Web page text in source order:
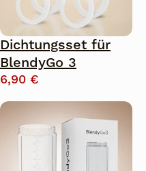
Dichtungsset für
BlendyGo 3
6,90 €